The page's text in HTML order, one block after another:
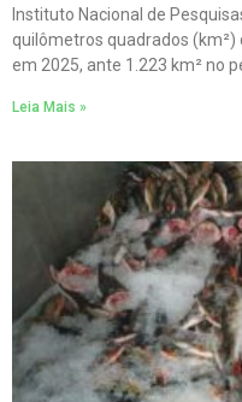
Instituto Nacional de
quilômetros quadrados
em 2025, ante 1.223 km² no
Leia Mais »